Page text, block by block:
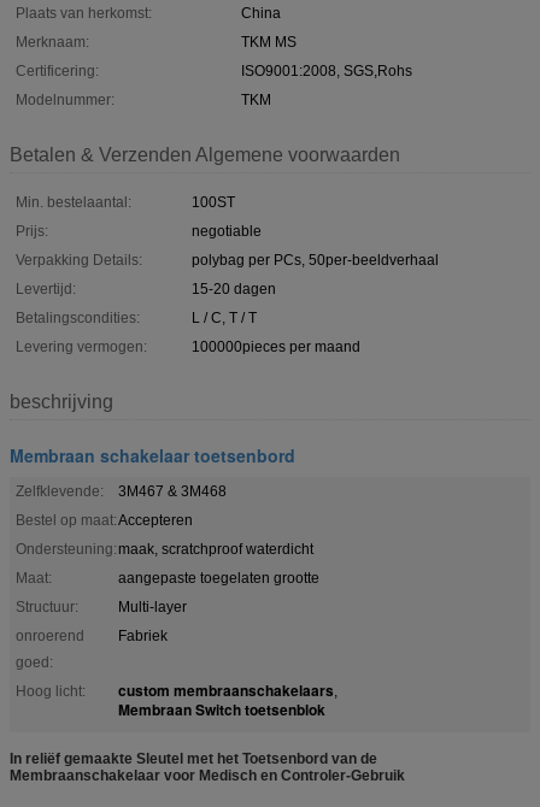
Plaats van herkomst:
China
Merknaam:
TKM MS
Certificering:
ISO9001:2008, SGS,Rohs
Modelnummer:
TKM
Betalen & Verzenden Algemene voorwaarden
Min. bestelaantal:
100ST
Prijs:
negotiable
Verpakking Details:
polybag per PCs, 50per-beeldverhaal
Levertijd:
15-20 dagen
Betalingscondities:
L / C, T / T
Levering vermogen:
100000pieces per maand
beschrijving
Membraan schakelaar toetsenbord
Zelfklevende:
3M467 & 3M468
Bestel op maat:Accepteren
Ondersteuning: maak, scratchproof waterdicht
Maat:
aangepaste toegelaten grootte
Structuur:
Multi-layer
onroerend
goed:
Fabriek
Hoog licht: custom membraanschakelaars,
Membraan Switch toetsenblok
In reliëf gemaakte Sleutel met het Toetsenbord van de
Membraanschakelaar voor Medisch en Controler-Gebruik